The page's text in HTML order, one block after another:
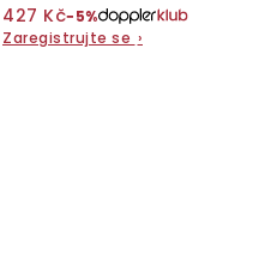
427 Kč−5%
Zaregistrujte se ›